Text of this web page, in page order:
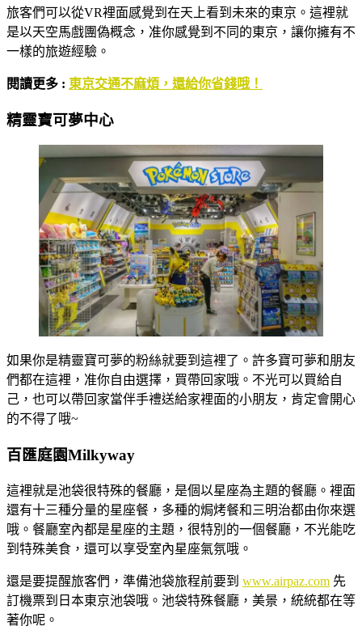
旅客們可以從VR裡面感覺到在天上看到未來的東京。這裡就
是以天空馬戲團偽概念，准你感覺到不同的東京，讓你擁有不
一樣的旅遊經驗。
閱讀更多 : 東京交通不麻煩，還給你省錢哦！
精靈寶可夢中心
如果你是精靈寶可夢的粉絲就要到這裡了。許多寶可夢和朋友
們都在這裡，准你自由選擇，買帶回家哦。不光可以買給自
己，也可以帶回家當伴手禮送給家裡面的小朋友，肯定會開心
的不得了哦~
百匯庭園Milkyway
這裡就是池袋很特殊的餐廳，是個以星座為主題的餐廳。裡面
還有十三種分量的星座餐，多種的焗烤餐和三明治都由你來選
哦。餐廳室內都是星座的主題，很特別的一個餐廳，不光能吃
到特殊美食，還可以享受室內星座氣氛哦。
還是要提醒旅客們，準備池袋旅程前要到 www.airpaz.com 先
訂機票到日本東京池袋哦。池袋特殊餐廳，美景，統統都在等
著你呢。